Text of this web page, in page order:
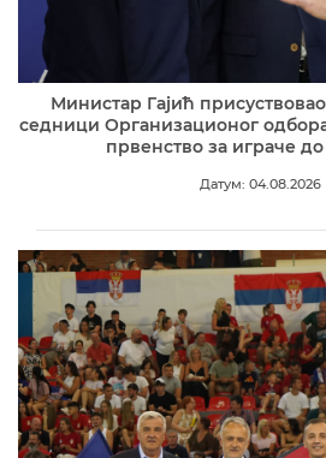
Министар Гајић
седници Организационог
првенство за играче до
Датум: 04.08.2026